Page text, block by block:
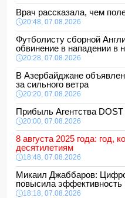
Врач рассказала, чем
20:48, 07.08.2026
Футболисту сборной
обвинение в нападении в
20:28, 07.08.2026
В Азербайджане
за сильного ветра
20:20, 07.08.2026
Прибыль Агентства DOST
20:00, 07.08.2026
8 августа 2025 года: год,
десятилетиям
18:48, 07.08.2026
Микаил Джаббаров:
повысила эффективность
18:18, 07.08.2026